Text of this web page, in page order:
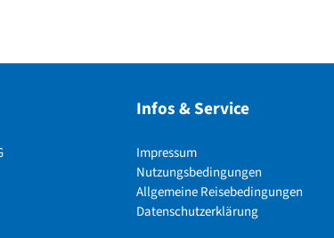
Infos & Service
Impressum
Nutzungsbedingungen
Allgemeine Reisebedingungen
Datenschutzerklärung